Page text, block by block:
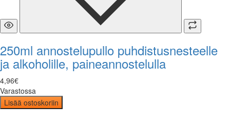
250ml annostelupullo puhdistusnesteelle
ja alkoholille, paineannostelulla
4,96€
Varastossa
Lisää ostoskoriin